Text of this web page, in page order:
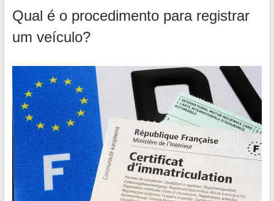
Qual é o procedimento para registrar
um veículo?